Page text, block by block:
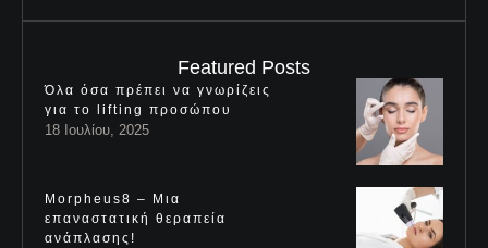
Featured Posts
Όλα όσα πρέπει να γνωρίζεις
για το lifting προσώπου
18 Ιουλίου, 2025
Morpheus8 – Μια
επαναστατική θεραπεία
ανάπλασης!